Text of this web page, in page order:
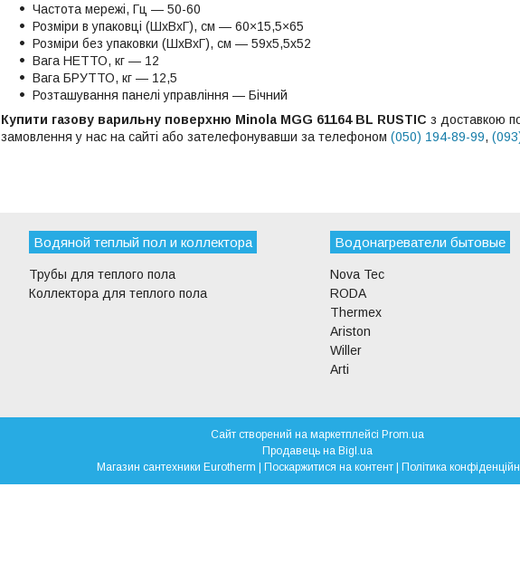
Частота мережі, Гц — 50-60
Розміри в упаковці (ШхВхГ), см — 60×15,5×65
Розміри без упаковки (ШхВхГ), см — 59х5,5х52
Вага НЕТТО, кг — 12
Вага БРУТТО, кг — 12,5
Розташування панелі управління — Бічний
Купити газову варильну поверхню Minola MGG 61164 BL RUSTIC з доставкою
замовлення у нас на сайті або зателефонувавши за телефоном (050) 194-89-99,
Водяной теплый пол и коллектора
Трубы для теплого пола
Коллектора для теплого пола
Водонагреватели бытовые
Nova Tec
RODA
Thermex
Ariston
Willer
Arti
Сайт створений на маркетплейсі Prom.ua
Продавець на Bigl.ua
Магазин сантехники Eurotherm | Поскаржитися на контент | Політика